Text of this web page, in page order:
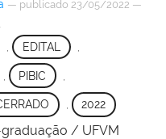
— publicado 23/05/2022 —
EDITAL
PIBIC
, 2022
/ UFVM